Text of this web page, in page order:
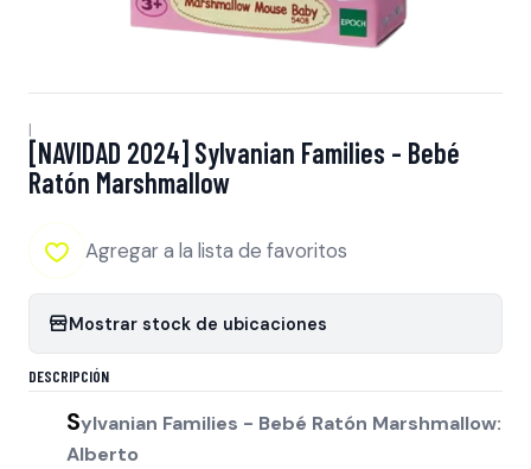
|
[NAVIDAD 2024] Sylvanian Families - Bebé
Ratón Marshmallow
Agregar a la lista de favoritos
Mostrar stock de ubicaciones
DESCRIPCIÓN
Sylvanian Families - Bebé Ratón Marshmallow:
Alberto